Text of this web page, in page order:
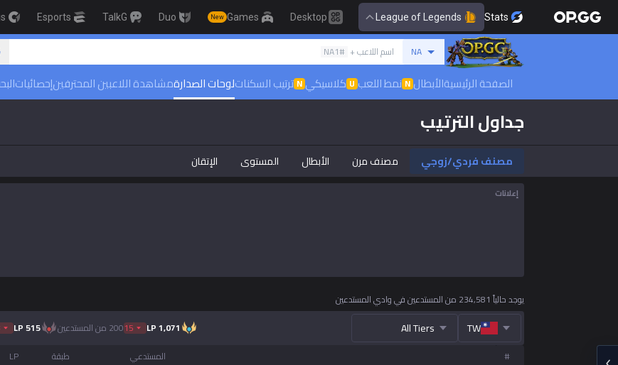
Stats
League of Legends
Desktop
Games
New
Duo
TalkG
Esports
NA بحث عن المستدعي
اسم اللاعب + #NA1
الصفحة الرئيسيةالأبطال N نمط اللعب U كلاسيكي Nترتيب السكناتلوحات الصدارةمشاهدة اللاعبين المحترفينإحصائيات
جداول الترتيب
مصنف فردي/زوجي مصنف مرن الأبطال المستوى الإتقان
إعلانات
يوجد حالياً 234,581 من المستدعين في وادي المستدعين
TW
All Tiers
1,071
15200 من المستدعين 515
# المستدعي طبقة LP